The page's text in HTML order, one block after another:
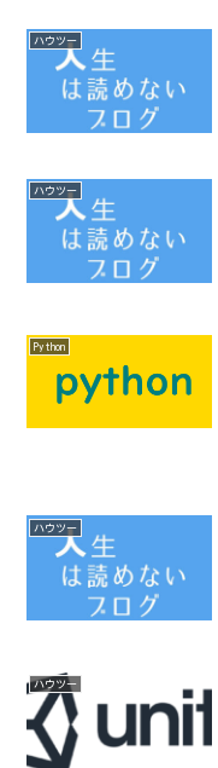
ハウツー
ハウツー
Python
ハウツー
ハウツー